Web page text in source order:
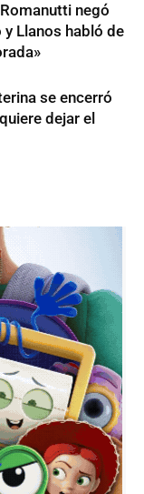
negó
Llanos habló de
se encerró
dejar el